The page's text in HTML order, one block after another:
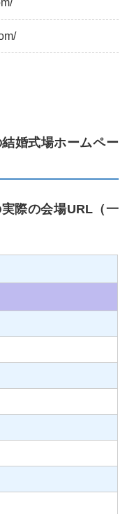
婚式場ホームペー
際の会場URL（一